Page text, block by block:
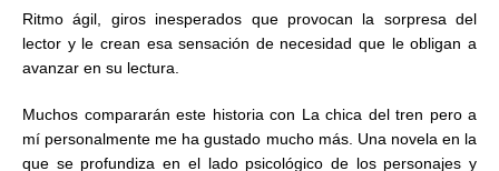
Ritmo ágil, giros inesperados que provocan la sorpresa del
lector y le crean esa sensación de necesidad que le obligan a
avanzar en su lectura.
Muchos compararán este historia con La chica del tren pero a
mí personalmente me ha gustado mucho más. Una novela en la
que se profundiza en el lado psicológico de los personajes y